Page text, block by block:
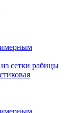
сетки рабицы